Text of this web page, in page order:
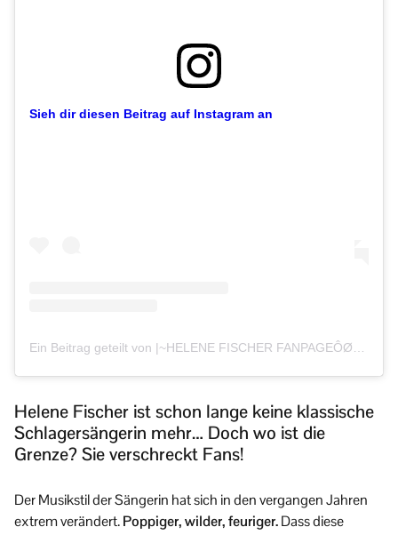
Sieh dir diesen Beitrag auf Instagram an
Helene Fischer ist schon lange keine klassische
Schlagersängerin mehr… Doch wo ist die
Grenze? Sie verschreckt Fans!
Der Musikstil der Sängerin hat sich in den vergangen Jahren
extrem verändert.Poppiger, wilder, feuriger.Dass diese